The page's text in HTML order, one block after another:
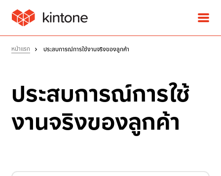
โซลูชัน
ประสบการณ์การใช้งานจริง
หน้าแรก ประสบการณ์การใช้งานจริงของลูกค้า
ประสบการณ์การใช้
งานจริงของลูกค้า